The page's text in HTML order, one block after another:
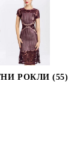
РОКЛИ (55)